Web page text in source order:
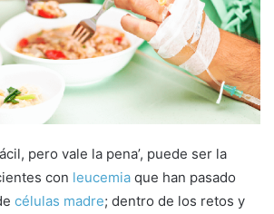
n
e
m
i
pero vale la pena’, puede ser la
con leucemia que han pasado
células madre; dentro de los retos y